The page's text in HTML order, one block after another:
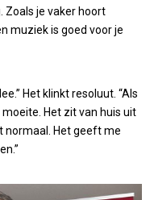
Zoals je vaker hoort
muziek is goed voor je
Het klinkt resoluut. “Als
Het zit van huis uit
normaal. Het geeft me